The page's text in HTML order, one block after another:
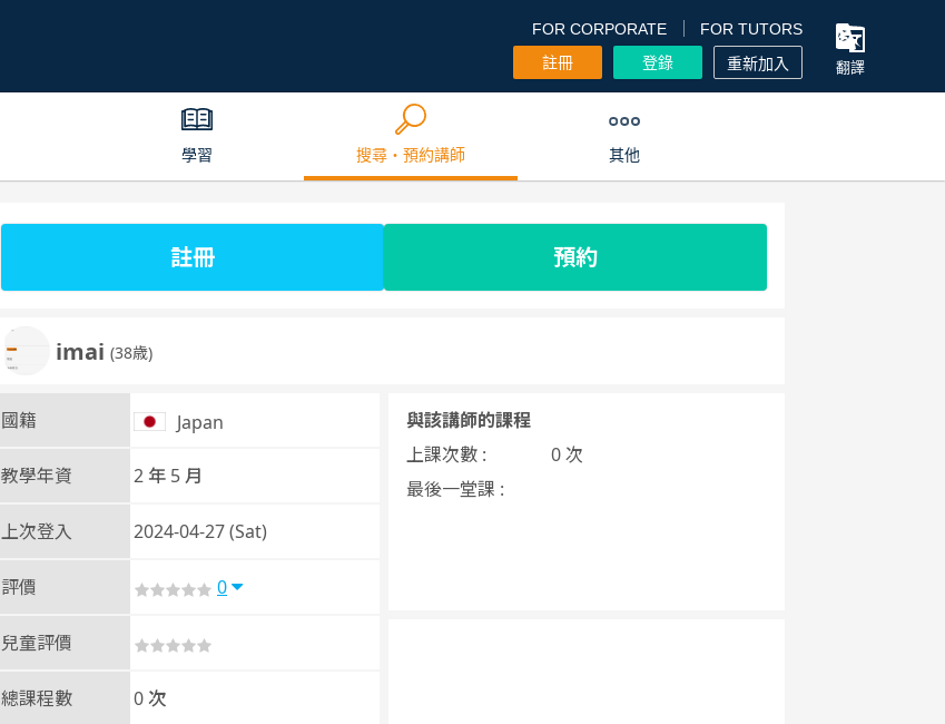
FOR CORPORATE
FOR TUTORS
註冊
登錄 重新加入 翻譯
學習 搜尋・預約講師 其他
註冊 預約
imai (38歳)
國籍 Japan
教學年資 2 年 5 月
上次登入 2024-04-27 (Sat)
評價 0
兒童評價
總課程數 0 次
與該講師的課程
上課次數 :
0 次
最後一堂課 :